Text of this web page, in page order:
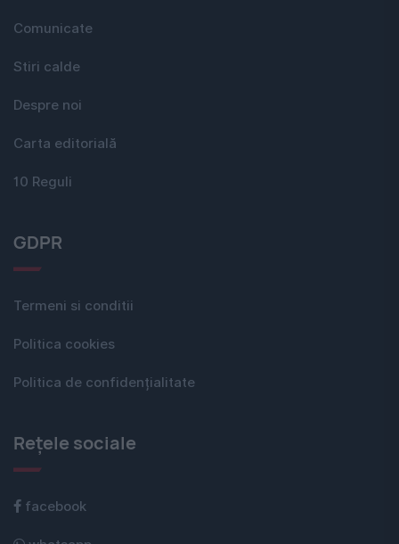
Comunicate
Stiri calde
Despre noi
Carta editorială
10 Reguli
GDPR
Termeni si conditii
Politica cookies
Politica de confidențialitate
Rețele sociale
facebook